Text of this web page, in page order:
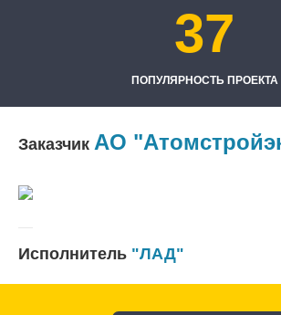
37
ПОПУЛЯРНОСТЬ ПРОЕКТА
Заказчик АО
Исполнитель "ЛАД"